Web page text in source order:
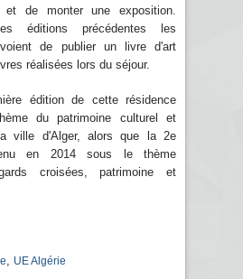
de monter une exposition.
éditions précédentes les
de publier un livre d'art
réalisées lors du séjour.
édition de cette résidence
du patrimoine culturel et
ville d'Alger, alors que la 2e
en 2014 sous le thème
croisées, patrimoine et
UE Algérie